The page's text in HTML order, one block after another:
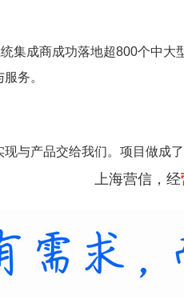
集成商成功落地超800个中大
务。
与产品交给我们。项目做成
上海营信，经